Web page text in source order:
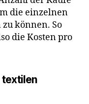
die einzelnen
können. So
die Kosten pro
textilen